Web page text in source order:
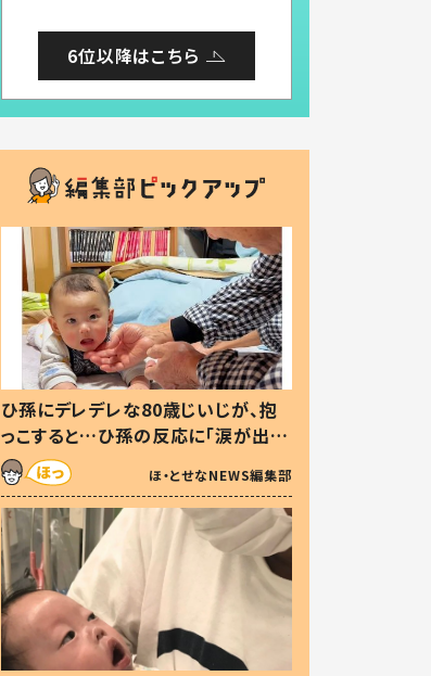
6位以降はこちら
ひ孫にデレデレな80歳じいじが、抱
っこすると…ひ孫の反応に「涙が出ま
した」「可愛くて仕方ない」
ほ・とせなNEWS編集部